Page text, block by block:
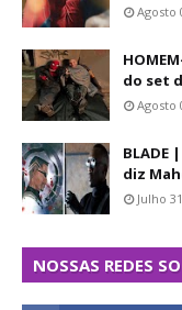
Agosto
do set
Agosto
BLADE
diz
Julho
NOSSAS REDES